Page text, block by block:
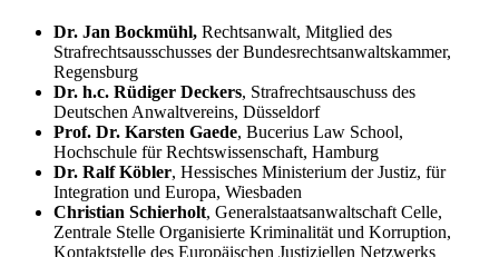
Dr. Jan Bockmühl, Rechtsanwalt, Mitglied des
Strafrechtsausschusses der Bundesrechtsanwaltskammer,
Regensburg
Dr. h.c. Rüdiger Deckers, Strafrechtsauschuss des
Deutschen Anwaltvereins, Düsseldorf
Prof. Dr. Karsten Gaede, Bucerius Law School,
Hochschule für Rechtswissenschaft, Hamburg
Dr. Ralf Köbler, Hessisches Ministerium der Justiz, für
Integration und Europa, Wiesbaden
Christian Schierholt, Generalstaatsanwaltschaft Celle,
Zentrale Stelle Organisierte Kriminalität und Korruption,
Kontaktstelle des Europäischen Justiziellen Netzwerks